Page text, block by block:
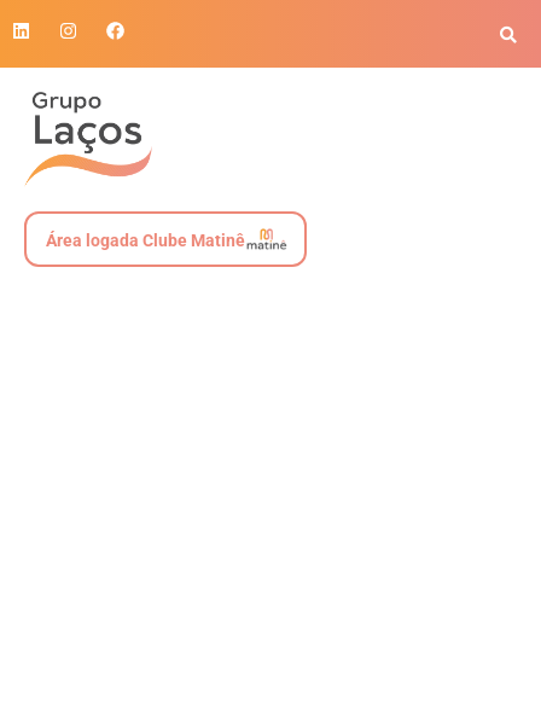
Área logada Clube Matinê